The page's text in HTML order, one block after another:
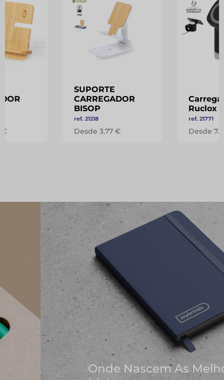
€
SUPORTE
CARREGADOR
BISOP
ref. 21218
Desde 3.77 €
Ruclox
ref. 21771
Desde
Onde Nascem As Melhores